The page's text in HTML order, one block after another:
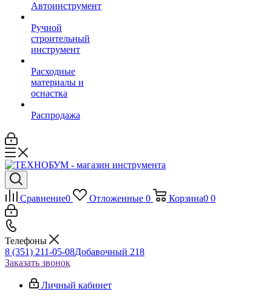
Автоинструмент
Ручной
строительный
инструмент
Расходные
материалы и
оснастка
Распродажа
Сравнение0 Отложенные 0 Корзина0 0
Телефоны
8 (351) 211-05-08Добавочный 218
Заказать звонок
Личный кабинет